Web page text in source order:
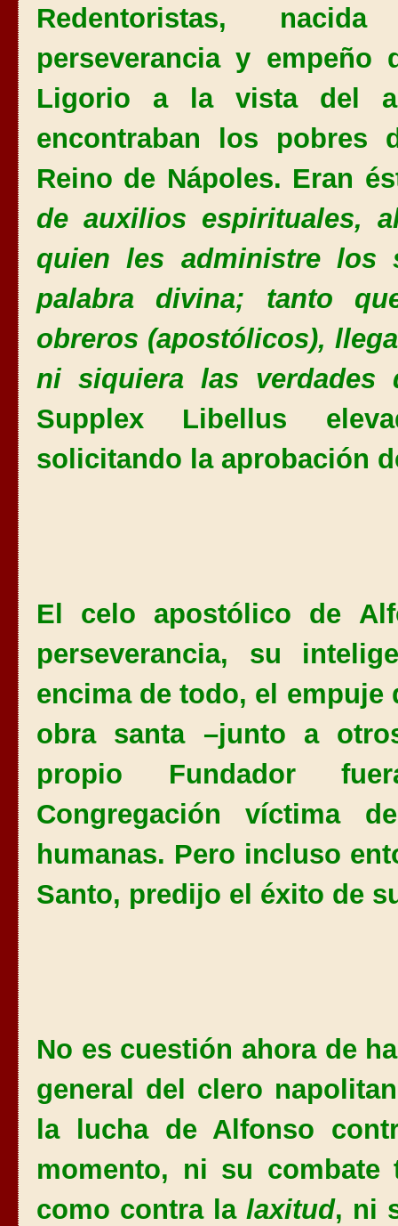
Redentoristas,
perseverancia y empeño
Ligorio a la vista del
encontraban los pobres
Reino de Nápoles. Eran
de auxilios espirituales,
quien les administre los
palabra divina; tanto
obreros (apostólicos),
ni siquiera las
verdades
Supplex Libellus
solicitando la aprobación
El celo apostólico de
perseverancia, su
encima de todo, el
obra santa –junto a
propio Fundador
Congregación víctima
humanas. Pero incluso
Santo, predijo el éxito de
No es cuestión ahora de
general del clero
la lucha de Alfonso
momento, ni su
como contra la laxitud, ni